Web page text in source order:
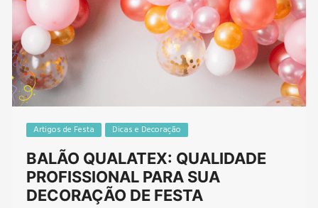
Artigos de Festa Dicas e Decoração
BALÃO QUALATEX: QUALIDADE
PROFISSIONAL PARA SUA
DECORAÇÃO DE FESTA